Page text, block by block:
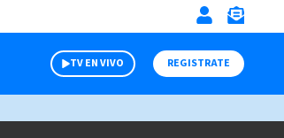
TV EN VIVO REGISTRATE